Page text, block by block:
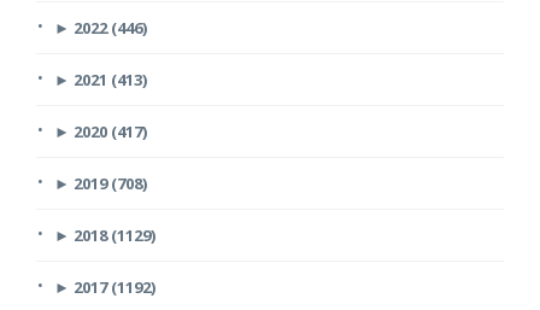
► 2022 (446)
► 2021 (413)
► 2020 (417)
► 2019 (708)
► 2018 (1129)
► 2017 (1192)